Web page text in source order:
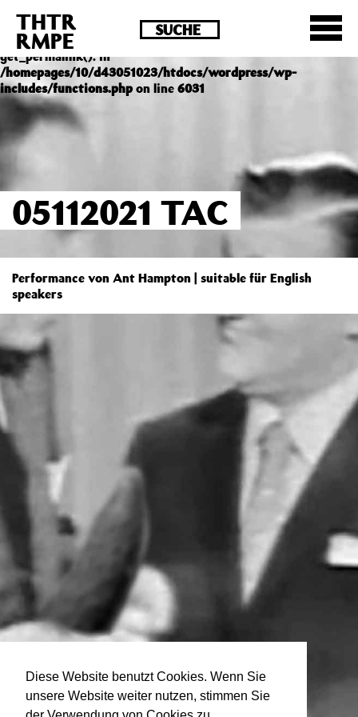
Diese Website benutzt Cookies. Wenn Sie
unsere Website weiter nutzen, stimmen Sie
Deprecated : Die Funktion post_permalink ist seit
Version 4.4.0 veraltet! Verwende stattdessen
get_permalink(). in
/homepages/10/d43051023/htdocs/wordpress/wp-
includes/functions.phpon line 6031
THTR
RMPE
05112021 TAC
Performance von Ant Hampton | suitable für English
speakers